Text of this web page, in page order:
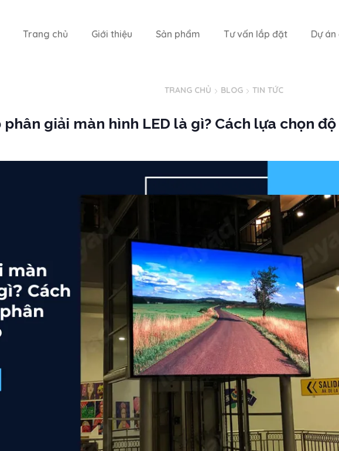
Trang chủ Giới thiệu Sản phẩm Tư vấn lắp đặt Dự
TRANG CHỦ BLOG TIN TỨC
phân giải màn hình LED là gì? Cách lựa chọn